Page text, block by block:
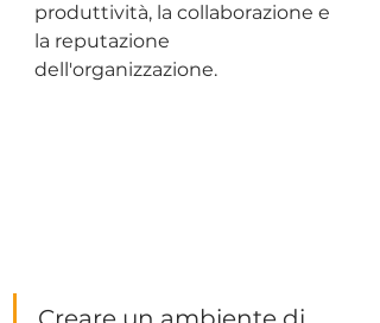
produttività, la collaborazione e
la reputazione
dell'organizzazione.